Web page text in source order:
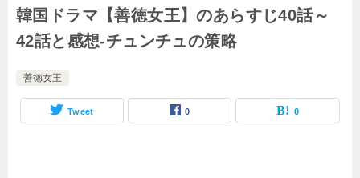
韓国ドラマ【善徳女王】のあらすじ40話～
42話と感想-チュンチュの策略
善徳女王
Tweet 0 0